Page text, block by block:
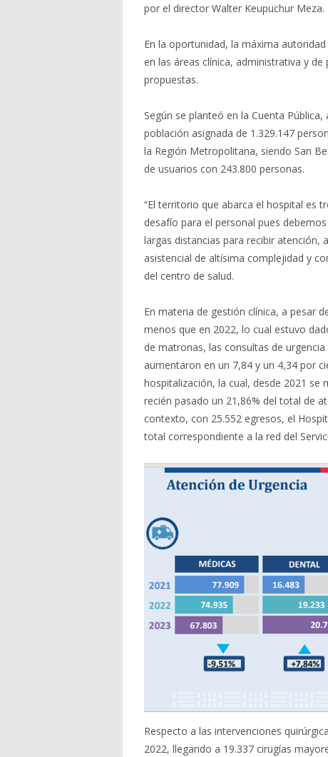
por el director Walter Keupuchur Meza.
En la oportunidad, la máxima
en las áreas clínica, administrativa y
propuestas.
Según se planteó en la Cuenta
población asignada de 1.329.147
la Región Metropolitana, siendo San
de usuarios con 243.800 personas.
“El territorio que abarca el hospital es
desafío para el personal pues
largas distancias para recibir atención,
asistencial de altísima complejidad y
del centro de salud.
En materia de gestión clínica, a pesar
menos que en 2022, lo cual estuvo
de matronas, las consultas de
aumentaron en un 7,84 y un 4,34 por
hospitalización, la cual, desde 2021 se
recién pasado un 21,86% del total de
contexto, con 25.552 egresos, el
total correspondiente a la red del
Respecto a las intervenciones
2022, llegando a 19.337 cirugías